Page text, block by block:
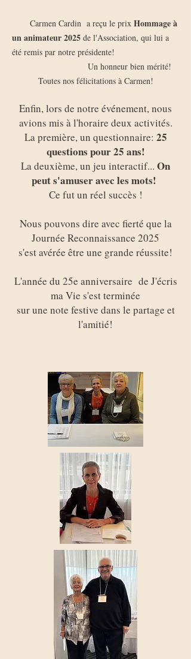
Carmen Cardin a reçu le prix Hommage à
un animateur 2025 de l'Association, qui lui a
été remis par notre présidente!
Un honneur bien mérité!
Toutes nos félicitations à Carmen!
Enfin, lors de notre événement, nous
avions mis à l'horaire deux activités.
La première, un questionnaire: 25
questions pour 25 ans!
La deuxième, un jeu interactif... On
peut s'amuser avec les mots!
Ce fut un réel succès !
Nous pouvons dire avec fierté que la
Journée Reconnaissance 2025
s'est avérée être une grande réussite!
L'année du 25e anniversaire de J'écris
ma Vie s'est terminée
sur une note festive dans le partage et
l'amitié!​